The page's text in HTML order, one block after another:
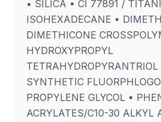
• SILICA • CI 77891 /
ISOHEXADECANE •
DIMETHICONE
HYDROXYPROPYL
TETRAHYDROPYRANTRIOL
SYNTHETIC
PROPYLENE GLYCOL •
ACRYLATES/C10-30 ALKYL